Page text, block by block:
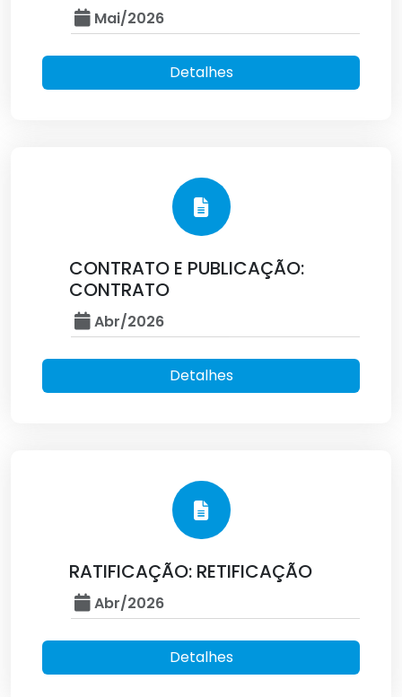
Mai/2026
Detalhes
CONTRATO E PUBLICAÇÃO:
CONTRATO
Abr/2026
Detalhes
RATIFICAÇÃO: RETIFICAÇÃO
Abr/2026
Detalhes